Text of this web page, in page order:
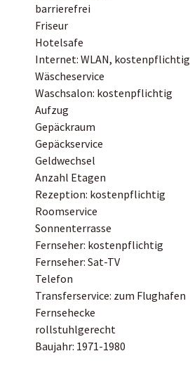
barrierefrei
Friseur
Hotelsafe
Internet: WLAN, kostenpflichtig
Wäscheservice
Waschsalon: kostenpflichtig
Aufzug
Gepäckraum
Gepäckservice
Geldwechsel
Anzahl Etagen
Rezeption: kostenpflichtig
Roomservice
Sonnenterrasse
Fernseher: kostenpflichtig
Fernseher: Sat-TV
Telefon
Transferservice: zum Flughafen
Fernsehecke
rollstuhlgerecht
Baujahr: 1971-1980